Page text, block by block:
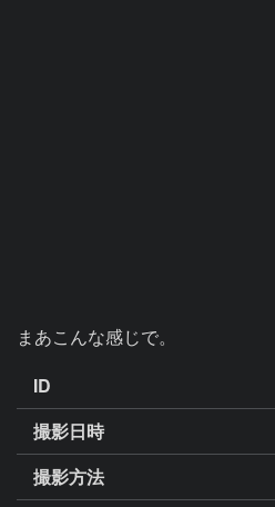
まあこんな感じで。
ID
撮影日時
撮影方法